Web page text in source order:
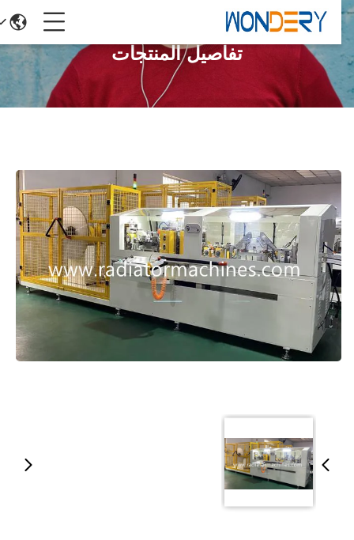
تفاصيل المنتجات